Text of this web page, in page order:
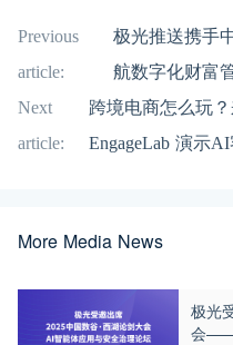
Previous
article:
极光推送携手
航数字化财富
Next
article:
跨境电商怎么玩
EngageLab 演示
More Media News
极光
会